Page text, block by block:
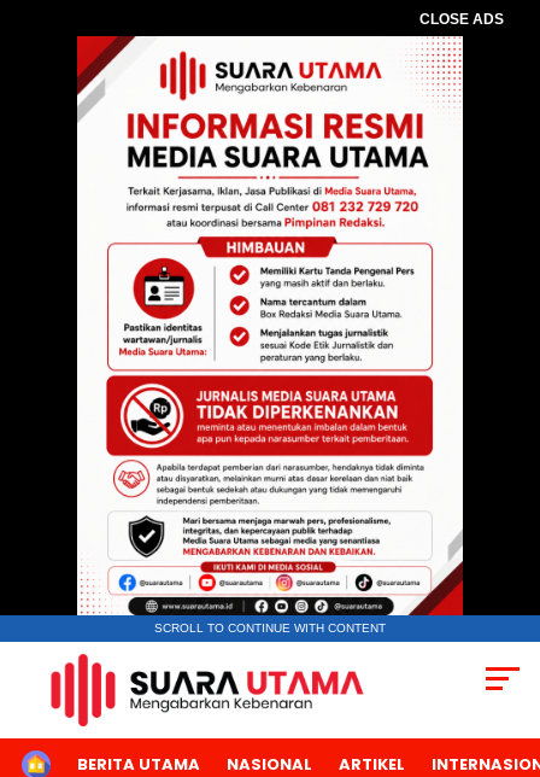
CLOSE ADS
SCROLL TO CONTINUE WITH CONTENT
HOMEBERITA UTAMA NASIONAL ARTIKEL